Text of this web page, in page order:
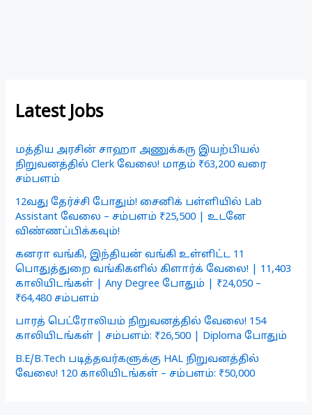
Latest Jobs
மத்திய அரசின் சாஹா அணுக்கரு இயற்பியல்
நிறுவனத்தில் Clerk வேலை! மாதம் ₹63,200 வரை
சம்பளம்
12வது தேர்ச்சி போதும்! சைனிக் பள்ளியில் Lab
Assistant வேலை – சம்பளம் ₹25,500 | உடனே
விண்ணப்பிக்கவும்!
கனரா வங்கி, இந்தியன் வங்கி உள்ளிட்ட 11
பொதுத்துறை வங்கிகளில் கிளார்க் வேலை! | 11,403
காலியிடங்கள் | Any Degree போதும் | ₹24,050 –
₹64,480 சம்பளம்
பாரத் பெட்ரோலியம் நிறுவனத்தில் வேலை! 154
காலியிடங்கள் | சம்பளம்: ₹26,500 | Diploma போதும்
B.E/B.Tech படித்தவர்களுக்கு HAL நிறுவனத்தில்
வேலை! 120 காலியிடங்கள் – சம்பளம்: ₹50,000